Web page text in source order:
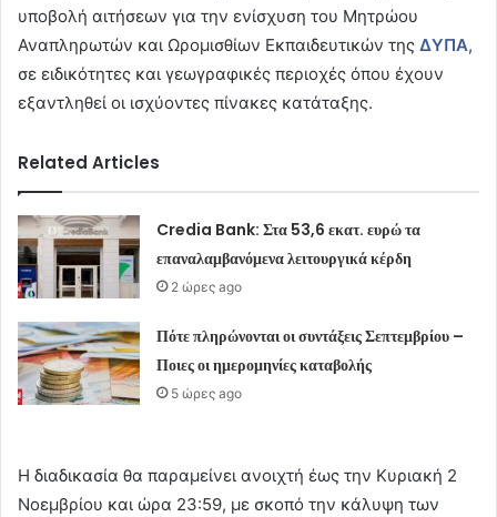
υποβολή αιτήσεων για την ενίσχυση του Μητρώου
Αναπληρωτών και Ωρομισθίων Εκπαιδευτικών της ΔΥΠΑ,
σε ειδικότητες και γεωγραφικές περιοχές όπου έχουν
εξαντληθεί οι ισχύοντες πίνακες κατάταξης.
Related Articles
Credia Bank: Στα 53,6 εκατ. ευρώ τα
επαναλαμβανόμενα λειτουργικά κέρδη
2 ώρες ago
Πότε πληρώνονται οι συντάξεις Σεπτεμβρίου –
Ποιες οι ημερομηνίες καταβολής
5 ώρες ago
Η διαδικασία θα παραμείνει ανοιχτή έως την Κυριακή 2
Νοεμβρίου και ώρα 23:59, με σκοπό την κάλυψη των